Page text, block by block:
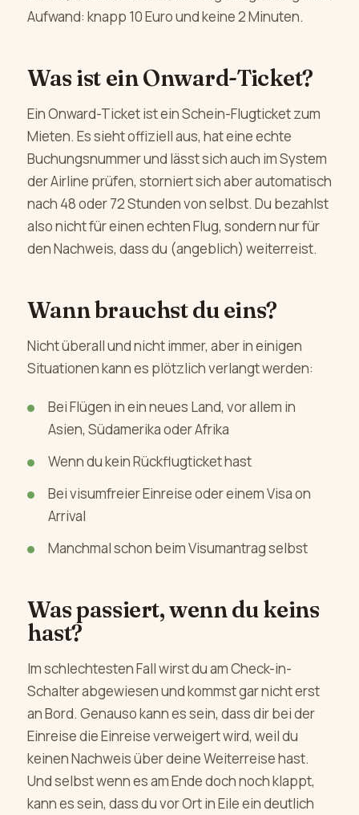
Aufwand: knapp 10 Euro und keine 2 Minuten.
Was ist ein Onward-Ticket?
Ein Onward-Ticket ist ein Schein-Flugticket zum
Mieten. Es sieht offiziell aus, hat eine echte
Buchungsnummer und lässt sich auch im System
der Airline prüfen, storniert sich aber automatisch
nach 48 oder 72 Stunden von selbst. Du bezahlst
also nicht für einen echten Flug, sondern nur für
den Nachweis, dass du (angeblich) weiterreist.
Wann brauchst du eins?
Nicht überall und nicht immer, aber in einigen
Situationen kann es plötzlich verlangt werden:
Bei Flügen in ein neues Land, vor allem in
Asien, Südamerika oder Afrika
Wenn du kein Rückflugticket hast
Bei visumfreier Einreise oder einem Visa on
Arrival
Manchmal schon beim Visumantrag selbst
Was passiert, wenn du keins
hast?
Im schlechtesten Fall wirst du am Check-in-
Schalter abgewiesen und kommst gar nicht erst
an Bord. Genauso kann es sein, dass dir bei der
Einreise die Einreise verweigert wird, weil du
keinen Nachweis über deine Weiterreise hast.
Und selbst wenn es am Ende doch noch klappt,
kann es sein, dass du vor Ort in Eile ein deutlich